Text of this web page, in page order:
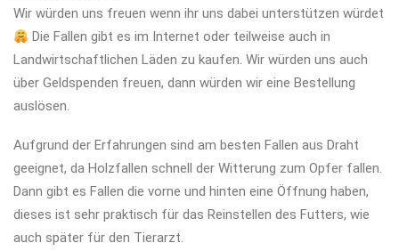
Wir würden uns freuen wenn ihr uns dabei unterstützen würdet
Die Fallen gibt es im Internet oder teilweise auch in
Landwirtschaftlichen Läden zu kaufen. Wir würden uns auch
über Geldspenden freuen, dann würden wir eine Bestellung
auslösen.
Aufgrund der Erfahrungen sind am besten Fallen aus Draht
geeignet, da Holzfallen schnell der Witterung zum Opfer fallen.
Dann gibt es Fallen die vorne und hinten eine Öffnung haben,
dieses ist sehr praktisch für das Reinstellen des Futters, wie
auch später für den Tierarzt.